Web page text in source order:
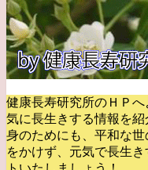
健康長寿研究所のＨＰ
気に長生きする情報を紹
身のためにも、平和な
をかけず、元気で長生